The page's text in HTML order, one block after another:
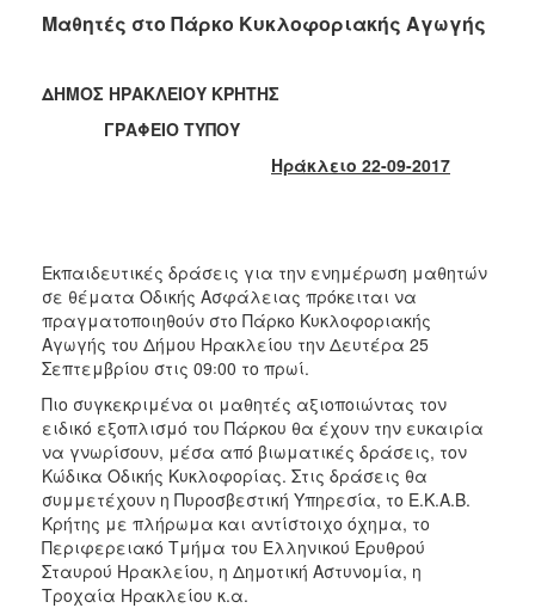
2022
2020
2019
2015
2013
2012
2011
2010
2006
ΤΟΠΟΣ
Μαθητές στο Πάρκο Κυκλοφοριακής Αγωγής
ΔΗΜΟΣ ΗΡΑΚΛΕΙΟΥ ΚΡΗΤΗΣ
ΓΡΑΦΕΙΟ ΤΥΠΟΥ
Ηράκλειο 22-09-2017
Εκπαιδευτικές δράσεις για την ενημέρωση μαθητών
σε θέματα Οδικής Ασφάλειας πρόκειται να
πραγματοποιηθούν στο Πάρκο Κυκλοφοριακής
Αγωγής του Δήμου Ηρακλείου την Δευτέρα 25
Σεπτεμβρίου στις 09꞉00 το πρωί.
Πιο συγκεκριμένα οι μαθητές αξιοποιώντας τον
ειδικό εξοπλισμό του Πάρκου θα έχουν την ευκαιρία
να γνωρίσουν, μέσα από βιωματικές δράσεις, τον
Κώδικα Οδικής Κυκλοφορίας. Στις δράσεις θα
συμμετέχουν η Πυροσβεστική Υπηρεσία, το Ε.Κ.Α.Β.
Κρήτης με πλήρωμα και αντίστοιχο όχημα, το
Περιφερειακό Τμήμα του Ελληνικού Ερυθρού
Σταυρού Ηρακλείου, η Δημοτική Αστυνομία, η
Τροχαία Ηρακλείου κ.α.